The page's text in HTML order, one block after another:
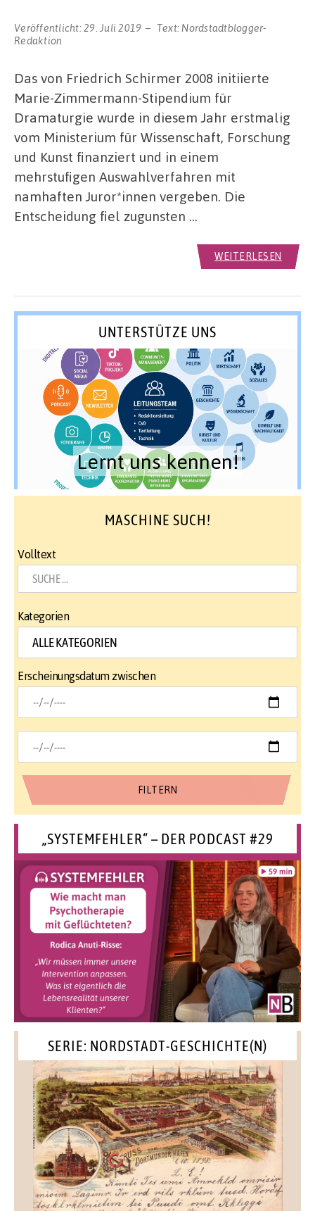
Veröffentlicht:29. Juli 2019 Text: Nordstadtblogger-
Redaktion
Das von Friedrich Schirmer 2008 initiierte
Marie-Zimmermann-Stipendium für
Dramaturgie wurde in diesem Jahr erstmalig
vom Ministerium für Wissenschaft, Forschung
und Kunst finanziert und in einem
mehrstufigen Auswahlverfahren mit
namhaften Juror*innen vergeben. Die
Entscheidung fiel zugunsten …
WEITERLESEN
UNTERSTÜTZE UNS
Lernt uns kennen!
MASCHINE SUCH!
Volltext
Kategorien
Erscheinungsdatum zwischen
„SYSTEMFEHLER“ – DER PODCAST #29
SERIE: NORDSTADT-GESCHICHTE(N)